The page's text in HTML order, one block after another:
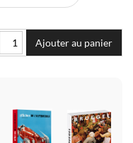
Ajouter au panier